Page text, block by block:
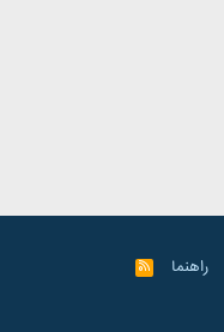
راهنما
R
S